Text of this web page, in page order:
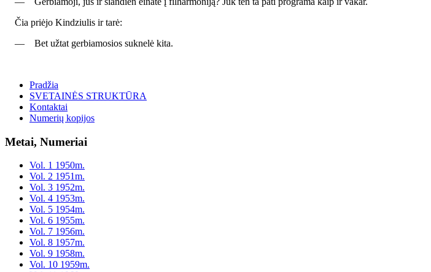
Čia priėjo Kindziulis ir tarė:
— Bet užtat gerbiamosios suknelė kita.
Pradžia
SVETAINĖS STRUKTŪRA
Kontaktai
Numerių kopijos
Metai, Numeriai
Vol. 1 1950m.
Vol. 2 1951m.
Vol. 3 1952m.
Vol. 4 1953m.
Vol. 5 1954m.
Vol. 6 1955m.
Vol. 7 1956m.
Vol. 8 1957m.
Vol. 9 1958m.
Vol. 10 1959m.